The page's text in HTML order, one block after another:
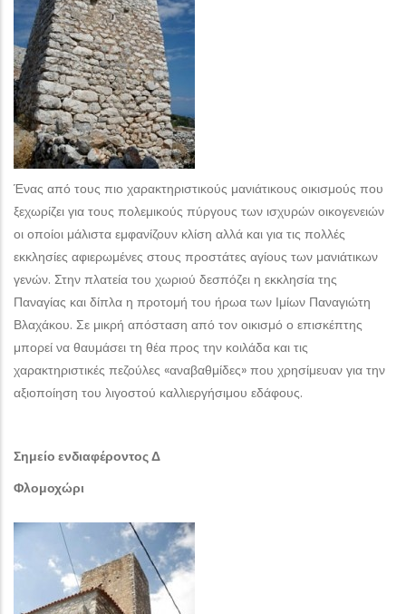
Ένας από τους πιο χαρακτηριστικούς μανιάτικους οικισμούς που
ξεχωρίζει για τους πολεμικούς πύργους των ισχυρών οικογενειών
οι οποίοι μάλιστα εμφανίζουν κλίση αλλά και για τις πολλές
εκκλησίες αφιερωμένες στους προστάτες αγίους των μανιάτικων
γενών. Στην πλατεία του χωριού δεσπόζει η εκκλησία της
Παναγίας και δίπλα η προτομή του ήρωα των Ιμίων Παναγιώτη
Βλαχάκου. Σε μικρή απόσταση από τον οικισμό ο επισκέπτης
μπορεί να θαυμάσει τη θέα προς την κοιλάδα και τις
χαρακτηριστικές πεζούλες «αναβαθμίδες» που χρησίμευαν για την
αξιοποίηση του λιγοστού καλλιεργήσιμου εδάφους.
Σημείο ενδιαφέροντος Δ
Φλομοχώρι